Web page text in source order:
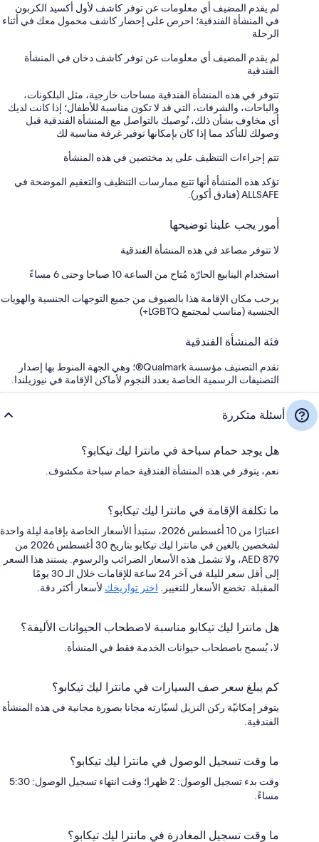
لم يقدم المضيف أي معلومات عن توفر كاشف لأول أكسيد الكربون
في المنشأة الفندقية؛ احرص على إحضار كاشف محمول معك في أثناء
الرحلة
لم يقدم المضيف أي معلومات عن توفر كاشف دخان في المنشأة
الفندقية
تتوفر في هذه المنشأة الفندقية مساحات خارجية، مثل البلكونات،
والباحات، والشرفات، التي قد لا تكون مناسبة للأطفال؛ إذا كانت لديك
أي مخاوف بشأن ذلك، نُوصيك بالتواصل مع المنشأة الفندقية قبل
وصولك للتأكد مما إذا كان بإمكانها توفير غرفة مناسبة لك
تتم إجراءات التنظيف على يد مختصين في هذه المنشأة
تؤكد هذه المنشأة أنها تتبع ممارسات التنظيف والتعقيم الموضحة في
ALLSAFE (فنادق أكور).
أمور يجب علينا توضيحها
لا تتوفر مصاعد في هذه المنشأة الفندقية
استخدام الينابيع الحارّة مُتاح من الساعة 10 صباحا وحتى 6 مساءً
يرحب مكان الإقامة هذا بالضيوف من جميع التوجهات الجنسية والهويات
الجنسية (مناسب لمجتمع LGBTQ+)
فئة المنشأة الفندقية
تقدم التصنيف مؤسسة Qualmark®؛ وهي الجهة المنوط بها إصدار
التصنيفات الرسمية الخاصة بعدد النجوم لأماكن الإقامة في نيوزيلندا.
أسئلة متكررة
هل يوجد حمام سباحة في مانترا ليك تيكابو؟
نعم، يتوفر في هذه المنشأة الفندقية حمام سباحة مكشوف.
ما تكلفة الإقامة في مانترا ليك تيكابو؟
اعتبارًا من 10 أغسطس 2026، ستبدأ الأسعار الخاصة بإقامة ليلة واحدة
لشخصين بالغين في مانترا ليك تيكابو بتاريخ 30 أغسطس 2026 من
AED 879، ولا تشمل هذه الأسعار الضرائب والرسوم. يستند هذا السعر
إلى أقل سعر لليلة في آخر 24 ساعة للإقامات خلال الـ 30 يومًا
المقبلة. تخضع الأسعار للتغيير. اختر تواريخك لأسعار أكثر دقة.
هل مانترا ليك تيكابو مناسبة لاصطحاب الحيوانات الأليفة؟
لا، يُسمح باصطحاب حيوانات الخدمة فقط في المنشأة.
كم يبلغ سعر صف السيارات في مانترا ليك تيكابو؟
يتوفر إمكانيّة ركن النزيل لسيّارته مجانا بصورة مجانية في هذه المنشأة
الفندقية.
ما وقت تسجيل الوصول في مانترا ليك تيكابو؟
وقت بدء تسجيل الوصول: 2 ظهرا؛ وقت انتهاء تسجيل الوصول: 5:30
مساءً.
ما وقت تسجيل المغادرة في مانترا ليك تيكابو؟